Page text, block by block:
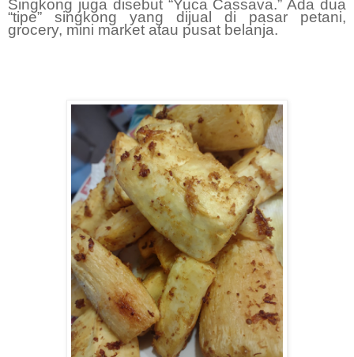
Singkong juga disebut “Yuca Cassava.” Ada dua
“tipe” singkong yang dijual di pasar petani,
grocery, mini market atau pusat belanja.